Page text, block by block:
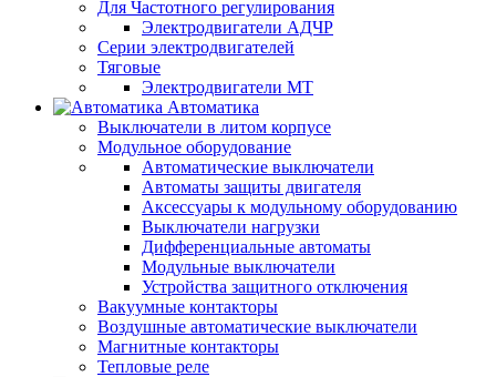
Для Частотного регулирования
Электродвигатели АДЧР
Серии электродвигателей
Тяговые
Электродвигатели МТ
Автоматика
Выключатели в литом корпусе
Модульное оборудование
Автоматические выключатели
Автоматы защиты двигателя
Аксессуары к модульному оборудованию
Выключатели нагрузки
Дифференциальные автоматы
Модульные выключатели
Устройства защитного отключения
Вакуумные контакторы
Воздушные автоматические выключатели
Магнитные контакторы
Тепловые реле